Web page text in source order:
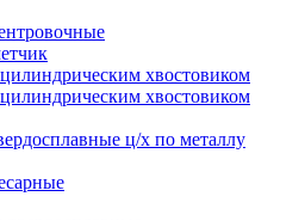
хвостовиком
хвостовиком
ц/х по металлу